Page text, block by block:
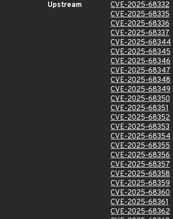
Upstream
CVE-2025-68332
CVE-2025-68335
CVE-2025-68336
CVE-2025-68337
CVE-2025-68344
CVE-2025-68345
CVE-2025-68346
CVE-2025-68347
CVE-2025-68348
CVE-2025-68349
CVE-2025-68350
CVE-2025-68351
CVE-2025-68352
CVE-2025-68353
CVE-2025-68354
CVE-2025-68355
CVE-2025-68356
CVE-2025-68357
CVE-2025-68358
CVE-2025-68359
CVE-2025-68360
CVE-2025-68361
CVE-2025-68362